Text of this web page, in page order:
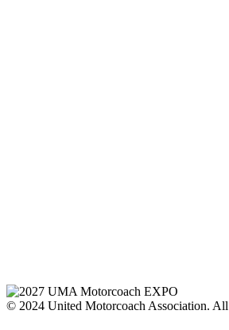
© 2024 United Motorcoach Association. All